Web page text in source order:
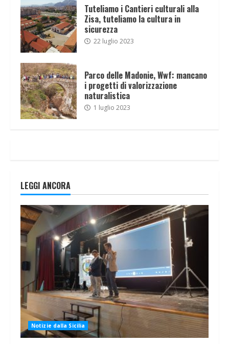
Tuteliamo i Cantieri culturali alla
Zisa, tuteliamo la cultura in
sicurezza
22 luglio 2023
Parco delle Madonie, Wwf: mancano
i progetti di valorizzazione
naturalistica
1 luglio 2023
LEGGI ANCORA
Notizie dalla Sicilia